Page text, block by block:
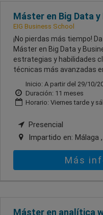
Máster en Big Data
EIG Business School
¡No pierdas más tiempo!
Máster en Big Data y
estrategias y habilidades
técnicas más avanzadas
Inicio: A partir del 29/10/
Duración: 11 meses
Horario: Viernes tarde y
Presencial
Impartido en: Málaga
Más
Máster en analítica